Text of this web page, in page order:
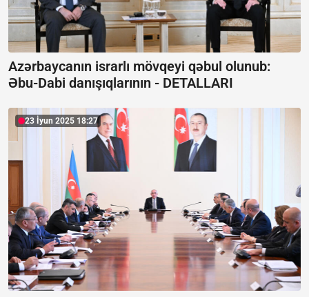
Azərbaycanın israrlı mövqeyi qəbul olunub:
Əbu-Dabi danışıqlarının - DETALLARI
23 İyun 2025 18:27